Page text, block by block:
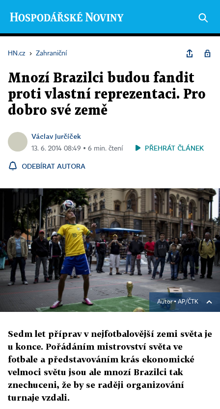
HN.cz › Zahraniční
Mnozí Brazilci budou fandit
proti vlastní reprezentaci. Pro
dobro své země
Václav Jurčíček
13. 6. 2014 08:49 ▪ 6 min. čtení PŘEHRÁT ČLÁNEK
ODEBÍRAT AUTORA
Autor ▪ AP/ČTK
Sedm let příprav v nejfotbalovější zemi světa je
u konce. Pořádáním mistrovství světa ve
fotbale a představováním krás ekonomické
velmoci světu jsou ale mnozí Brazilci tak
znechuceni, že by se raději organizování
turnaje vzdali.